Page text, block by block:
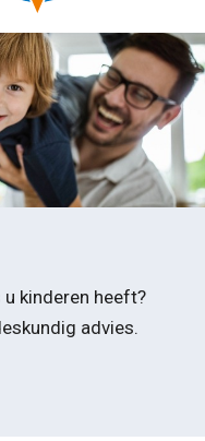
kinderen heeft?
advies.